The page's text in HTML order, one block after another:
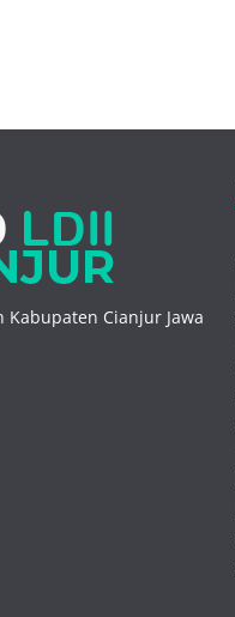
Kabupaten Cianjur Jawa